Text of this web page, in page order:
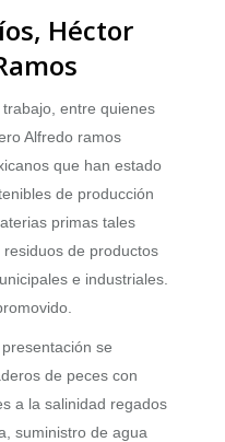
Héctor
entre quienes
Alfredo ramos
que han estado
de producción
primas tales
de productos
e industriales.
se
de peces con
a la salinidad regados
suministro de agua